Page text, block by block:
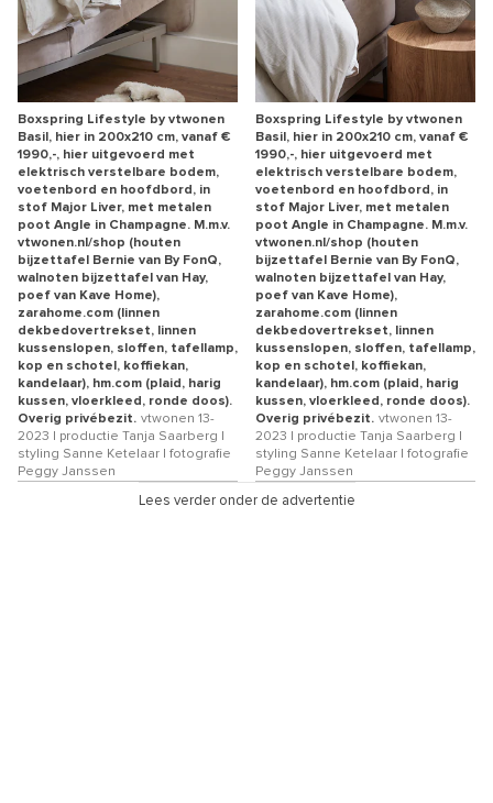
Boxspring Lifestyle by vtwonen
Basil, hier in 200x210 cm, vanaf €
1990,-, hier uitgevoerd met
elektrisch verstelbare bodem,
voetenbord en hoofdbord, in
stof Major Liver, met metalen
poot Angle in Champagne. M.m.v.
vtwonen.nl/shop (houten
bijzettafel Bernie van By FonQ,
walnoten bijzettafel van Hay,
poef van Kave Home),
zarahome.com (linnen
dekbedovertrekset, linnen
kussenslopen, sloffen, tafellamp,
kop en schotel, koffiekan,
kandelaar), hm.com (plaid, harig
kussen, vloerkleed, ronde doos).
Overig privébezit. vtwonen 13-
2023 | productie Tanja Saarberg |
styling Sanne Ketelaar | fotografie
Peggy Janssen
Boxspring Lifestyle by vtwonen
Basil, hier in 200x210 cm, vanaf €
1990,-, hier uitgevoerd met
elektrisch verstelbare bodem,
voetenbord en hoofdbord, in
stof Major Liver, met metalen
poot Angle in Champagne. M.m.v.
vtwonen.nl/shop (houten
bijzettafel Bernie van By FonQ,
walnoten bijzettafel van Hay,
poef van Kave Home),
zarahome.com (linnen
dekbedovertrekset, linnen
kussenslopen, sloffen, tafellamp,
kop en schotel, koffiekan,
kandelaar), hm.com (plaid, harig
kussen, vloerkleed, ronde doos).
Overig privébezit. vtwonen 13-
2023 | productie Tanja Saarberg |
styling Sanne Ketelaar | fotografie
Peggy Janssen
Lees verder onder de advertentie